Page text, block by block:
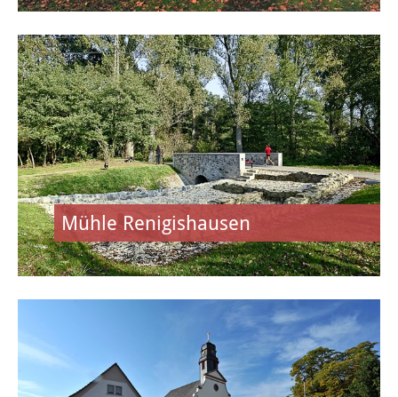
Mühle Renigishausen
Kommunale Wärmeplanung
Detail-Wärmeplanung
Smart City
Glasfaserausbau
Öffentliches WLAN
FREIZEIT & KULTUR
Regelmäßige Veranstaltungen